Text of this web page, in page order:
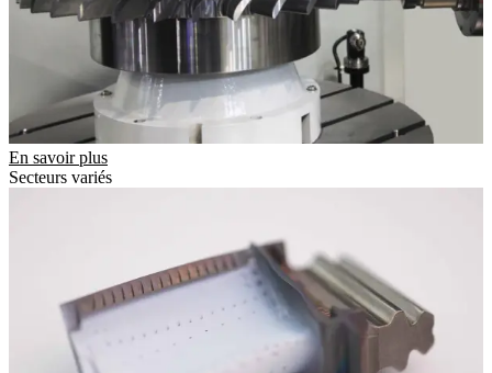
En savoir plus
Secteurs variés